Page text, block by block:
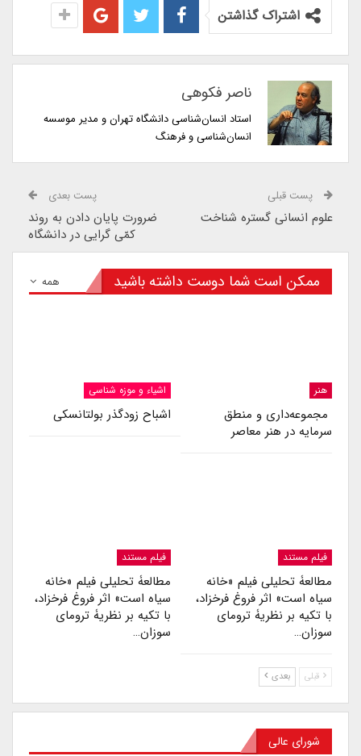
اشتراک گذاشتن
ناصر فکوهی
استاد انسان‌شناسی دانشگاه تهران و مدیر موسسه
انسان‌شناسی و فرهنگ
پست قبلی
علوم انسانی گستره شناخت
پست بعدی
ضرورت پایان دادن به روند
کمّی گرایی در دانشگاه
همه ممکن است شما دوست داشته باشید
هنر
مجموعه‌داری و منطق
سرمایه در هنر معاصر
اشیاء و موزه شناسی
اشباح زودگذر بولتانسکی
فیلم مستند
مطالعۀ تحلیلی فیلم «خانه
سیاه است» اثر فروغ فرخزاد،
با تکیه بر نظریۀ ترومای
سوزان…
فیلم مستند
مطالعۀ تحلیلی فیلم «خانه
سیاه است» اثر فروغ فرخزاد،
با تکیه بر نظریۀ ترومای
سوزان…
قبلی بعدی
شورای عالی